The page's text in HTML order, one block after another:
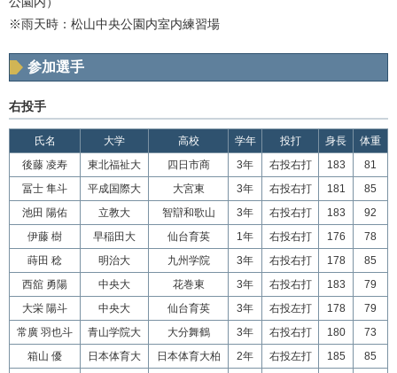
※雨天時：松山中央公園内室内練習場
参加選手
右投手
氏名 大学 高校 学年 投打 身長
体重
後藤 凌寿
東北福祉大 四日市商 3年 右投右打 183
81
冨士 隼斗
平成国際大 大宮東 3年 右投右打 181
85
池田 陽佑
立教大 智辯和歌山 3年 右投右打 183
92
伊藤 樹
早稲田大 仙台育英 1年 右投右打 176
78
蒔田 稔
明治大 九州学院 3年 右投右打 178
85
西舘 勇陽
中央大 花巻東 3年 右投右打 183
79
大栄 陽斗
中央大 仙台育英 3年 右投左打 178
79
常廣 羽也斗
青山学院大 大分舞鶴 3年 右投右打 180
73
箱山 優
日本体育大 日本体育大柏 2年 右投左打 185
85